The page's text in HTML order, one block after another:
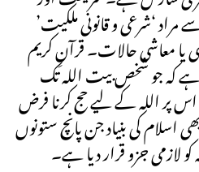
مراد ‘شرعی و قانونی ملکیت’
یا معاشی حالات۔ قرآنِ کریم
ہے کہ جو شخص بیت اللہ تک
اس پر اللہ کے لیے حج کرنا فرض
کی بنیاد جن پانچ ستونوں
لازمی جزو قرار دیا ہے۔